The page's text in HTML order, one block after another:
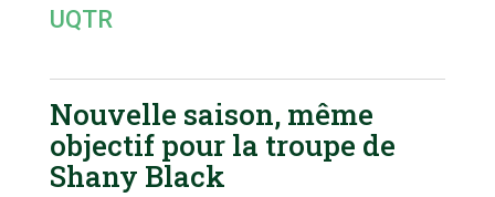
UQTR
Nouvelle saison, même
objectif pour la troupe de
Shany Black